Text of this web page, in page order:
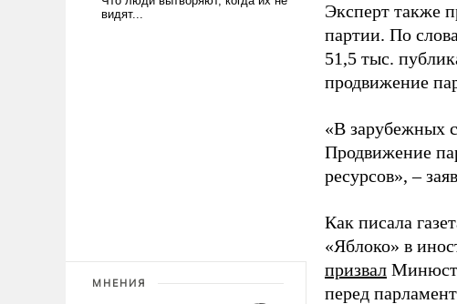
МНЕНИЯ
Эксперт также
партии. По
51,5 тыс.
продвижение
«В зарубежных
Продвижение
ресурсов», –
Как писала
«Яблоко» в
призвал Минюст
перед